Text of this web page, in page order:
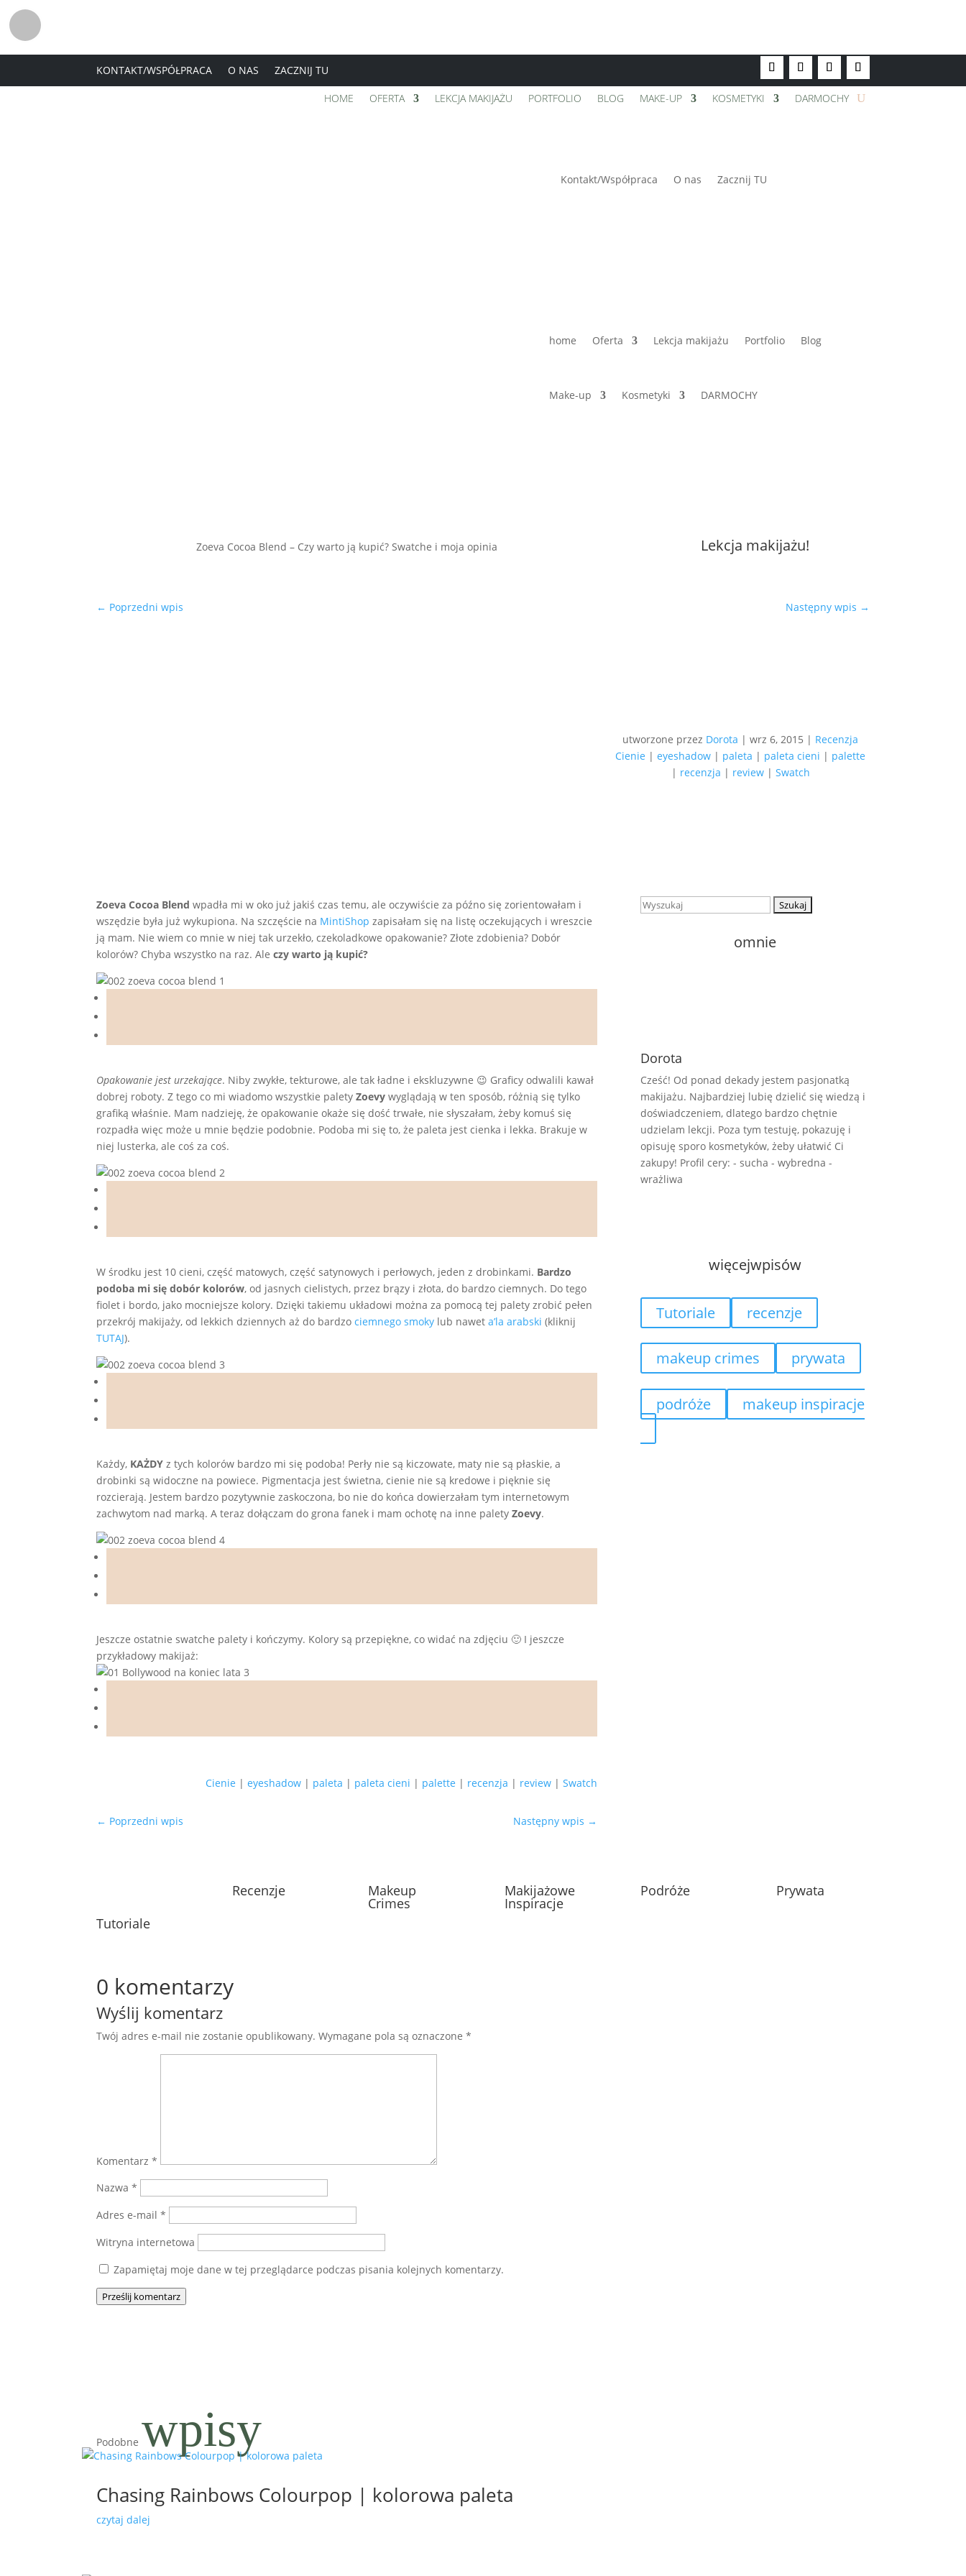
KONTAKT/WSPÓŁPRACA O NAS ZACZNIJ TU
HOME OFERTA LEKCJA MAKIJAŻU PORTFOLIO BLOG MAKE-UP KOSMETYKI DARMOCHY
Kontakt/Współpraca O nas Zacznij TU
home Oferta Lekcja makijażu Portfolio Blog
Make-up Kosmetyki DARMOCHY
Zoeva Cocoa Blend – Czy warto ją kupić? Swatche i moja opinia Lekcja makijażu!
← Poprzedni wpis Następny wpis →
utworzone przez Dorota |wrz 6, 2015 | Recenzja
Cienie |eyeshadow | paleta | paleta cieni | palette
| recenzja | review| Swatch
Zoeva Cocoa Blend wpadła mi w oko już jakiś czas temu, ale oczywiście za późno się zorientowałam i
wszędzie była już wykupiona. Na szczęście na MintiShopzapisałam się na listę oczekujących i wreszcie
ją mam. Nie wiem co mnie w niej tak urzekło, czekoladkowe opakowanie? Złote zdobienia? Dobór
kolorów? Chyba wszystko na raz. Aleczy warto ją kupić?
Opakowanie jest urzekające. Niby zwykłe, tekturowe, ale tak ładne i ekskluzywne 😉 Graficy odwalili kawał
dobrej roboty. Z tego co mi wiadomo wszystkie paletyZoevy wyglądają w ten sposób, różnią się tylko
grafiką właśnie. Mam nadzieję, że opakowanie okaże się dość trwałe, nie słyszałam, żeby komuś się
rozpadła więc może u mnie będzie podobnie. Podoba mi się to, że paleta jest cienka i lekka. Brakuje w
niej lusterka, ale coś za coś.
W środku jest 10 cieni, część matowych, część satynowych i perłowych, jeden z drobinkami. Bardzo
podoba mi się dobór kolorów, od jasnych cielistych, przez brązy i złota, do bardzo ciemnych. Do tego
fiolet i bordo, jako mocniejsze kolory. Dzięki takiemu układowi można za pomocą tej palety zrobić pełen
przekrój makijaży, od lekkich dziennych aż do bardzociemnego smoky lub naweta’la arabski (kliknij
TUTAJ).
Każdy, KAŻDY z tych kolorów bardzo mi się podoba! Perły nie są kiczowate, maty nie są płaskie, a
drobinki są widoczne na powiece. Pigmentacja jest świetna, cienie nie są kredowe i pięknie się
rozcierają. Jestem bardzo pozytywnie zaskoczona, bo nie do końca dowierzałam tym internetowym
zachwytom nad marką. A teraz dołączam do grona fanek i mam ochotę na inne paletyZoevy.
Jeszcze ostatnie swatche palety i kończymy. Kolory są przepiękne, co widać na zdjęciu 🙂 I jeszcze
przykładowy makijaż:
Cienie |eyeshadow | paleta | paleta cieni | palette | recenzja | review |Swatch
← Poprzedni wpis Następny wpis →
Szukaj:
omnie
Dorota
Cześć! Od ponad dekady jestem pasjonatką
makijażu. Najbardziej lubię dzielić się wiedzą i
doświadczeniem, dlatego bardzo chętnie
udzielam lekcji. Poza tym testuję, pokazuję i
opisuję sporo kosmetyków, żeby ułatwić Ci
zakupy! Profil cery: - sucha - wybredna -
wrażliwa
więcejwpisów
Tutoriale recenzje
makeup crimes prywata
podróże makeup inspiracje
Tutoriale
Recenzje Makeup
Crimes
Makijażowe
Inspiracje
Podróże Prywata
0 komentarzy
Wyślij komentarz
Twój adres e-mail nie zostanie opublikowany. Wymagane pola są oznaczone*
Komentarz*
Nazwa*
Adres e-mail*
Witryna internetowa
Zapamiętaj moje dane w tej przeglądarce podczas pisania kolejnych komentarzy.
Prześlij komentarz
Podobne wpisy
Chasing Rainbows Colourpop | kolorowa paleta
czytaj dalej